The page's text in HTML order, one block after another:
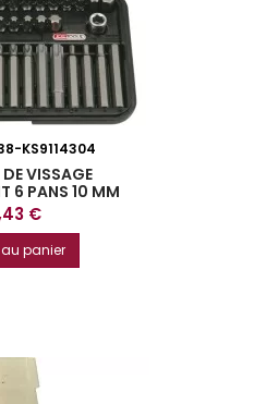
KS9114304
VISSAGE
6 PANS 10 MM
KS TOOLS
€
panier